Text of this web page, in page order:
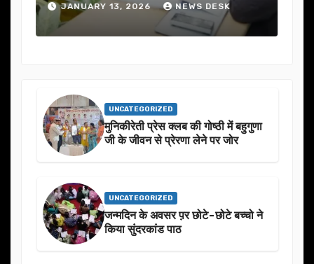
JANUARY 13, 2026 NEWS DESK
UNCATEGORIZED
मुनिकीरेती प्रेस क्लब की गोष्ठी में बहुगुणा
जी के जीवन से प्रेरणा लेने पर जोर
UNCATEGORIZED
जन्मदिन के अवसर प़र छोटे-छोटे बच्चो ने
किया सुंदरकांड पाठ